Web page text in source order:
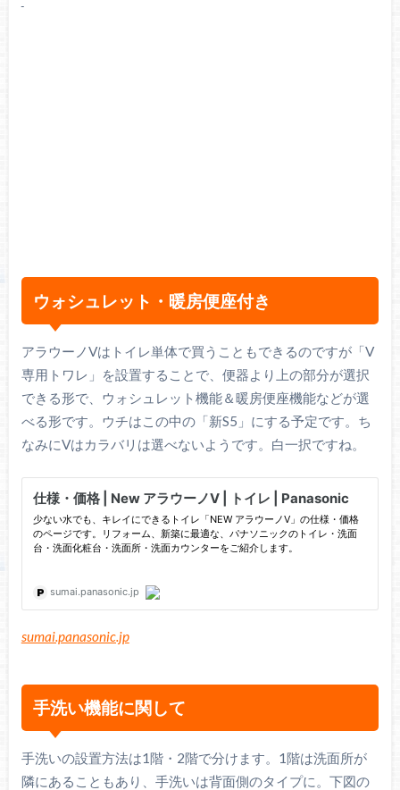
ウォシュレット・暖房便座付き
アラウーノVはトイレ単体で買うこともできるのですが「V
専用トワレ」を設置することで、便器より上の部分が選択
できる形で、ウォシュレット機能＆暖房便座機能などが選
べる形です。ウチはこの中の「新S5」にする予定です。ち
なみにVはカラバリは選べないようです。白一択ですね。
sumai.panasonic.jp
手洗い機能に関して
手洗いの設置方法は1階・2階で分けます。1階は洗面所が
隣にあることもあり、手洗いは背面側のタイプに。下図の